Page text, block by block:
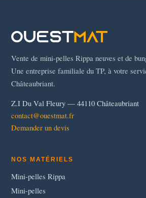
Vente de mini-pelles Rippa neuves et de
Une entreprise familiale du TP, à votre
Châteaubriant.
Z.I Du Val Fleury — 44110 Châteaubriant
contact@ouestmat.fr
Demander un devis
NOS MATÉRIELS
Mini-pelles Rippa
Mini-pelles